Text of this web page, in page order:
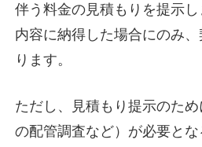
伴う料金の見積もりを提示
内容に納得した場合にのみ
ります。
ただし、見積もり提示のた
の配管調査など）が必要と